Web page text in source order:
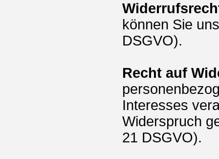
können Sie
DSGVO).
Recht auf
Interesses
Widerspruch
21 DSGVO).